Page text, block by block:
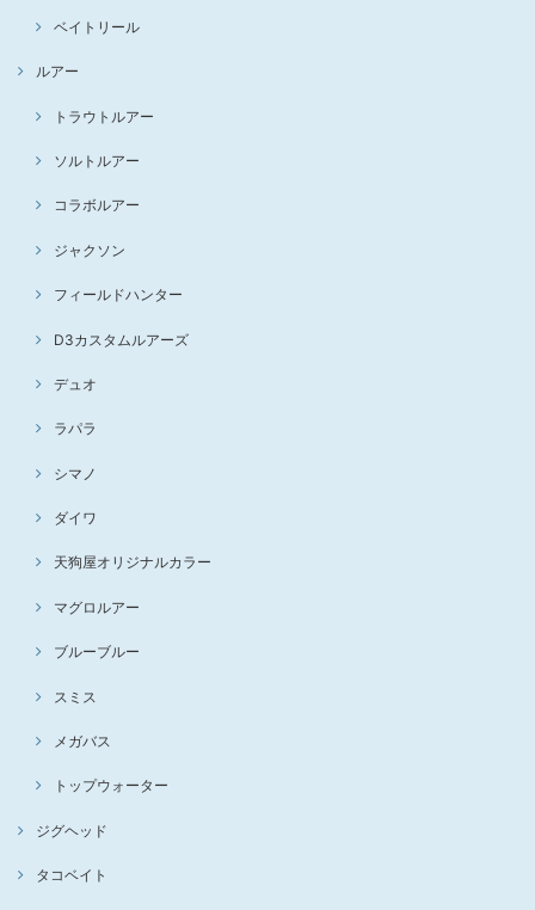
ベイトリール
ルアー
トラウトルアー
ソルトルアー
コラボルアー
ジャクソン
フィールドハンター
D3カスタムルアーズ
デュオ
ラパラ
シマノ
ダイワ
天狗屋オリジナルカラー
マグロルアー
ブルーブルー
スミス
メガバス
トップウォーター
ジグヘッド
タコベイト